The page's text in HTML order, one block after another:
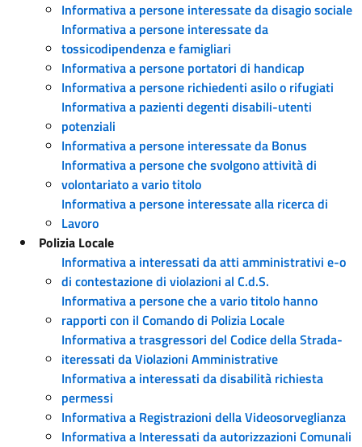
Informativa a persone interessate da disagio sociale
Informativa a persone interessate da
tossicodipendenza e famigliari
Informativa a persone portatori di handicap
Informativa a persone richiedenti asilo o rifugiati
Informativa a pazienti degenti disabili-utenti
potenziali
Informativa a persone interessate da Bonus
Informativa a persone che svolgono attività di
volontariato a vario titolo
Informativa a persone interessate alla ricerca di
Lavoro
Polizia Locale
Informativa a interessati da atti amministrativi e-o
di contestazione di violazioni al C.d.S.
Informativa a persone che a vario titolo hanno
rapporti con il Comando di Polizia Locale
Informativa a trasgressori del Codice della Strada-
iteressati da Violazioni Amministrative
Informativa a interessati da disabilità richiesta
permessi
Informativa a Registrazioni della Videosorveglianza
Informativa a Interessati da autorizzazioni Comunali